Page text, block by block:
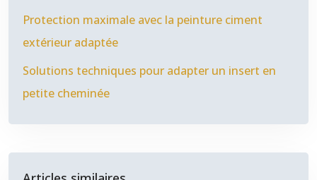
Protection maximale avec la peinture ciment
extérieur adaptée
Solutions techniques pour adapter un insert en
petite cheminée